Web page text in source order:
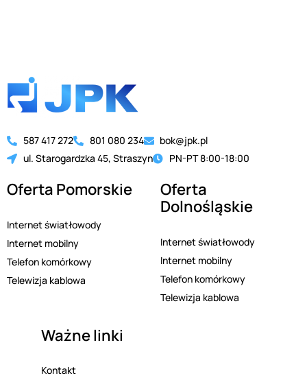
587 417 272 801 080 234
bok@jpk.pl
ul. Starogardzka 45, Straszyn
PN-PT 8:00-18:00
Oferta Pomorskie
Internet światłowody
Internet mobilny
Telefon komórkowy
Telewizja kablowa
Oferta
Dolnośląskie
Internet światłowody
Internet mobilny
Telefon komórkowy
Telewizja kablowa
Ważne linki
Kontakt